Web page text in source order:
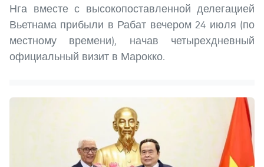
Нга вместе с высокопоставленной делегацией
Вьетнама прибыли в Рабат вечером 24 июля (по
местному времени), начав четырехдневный
официальный визит в Марокко.